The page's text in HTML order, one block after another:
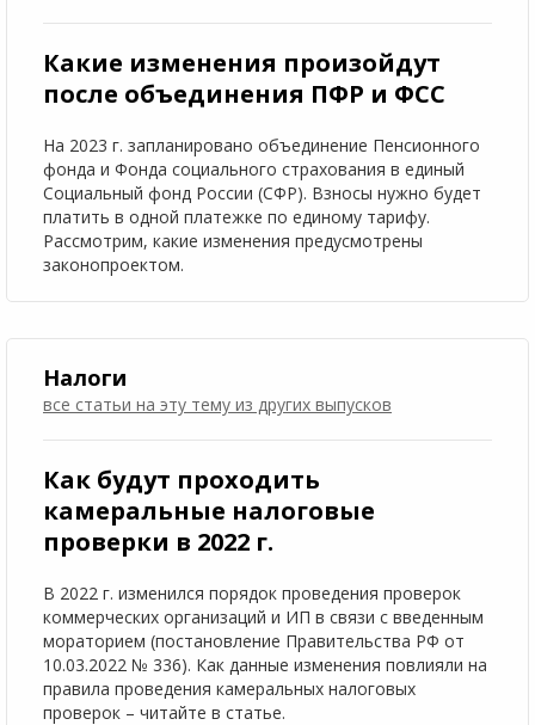
Какие изменения произойдут
после объединения ПФР и ФСС
На 2023 г. запланировано объединение Пенсионного
фонда и Фонда социального страхования в единый
Социальный фонд России (СФР). Взносы нужно будет
платить в одной платежке по единому тарифу.
Рассмотрим, какие изменения предусмотрены
законопроектом.
Налоги
все статьи на эту тему из других выпусков
Как будут проходить
камеральные налоговые
проверки в 2022 г.
В 2022 г. изменился порядок проведения проверок
коммерческих организаций и ИП в связи с введенным
мораторием (постановление Правительства РФ от
10.03.2022 № 336). Как данные изменения повлияли на
правила проведения камеральных налоговых
проверок – читайте в статье.